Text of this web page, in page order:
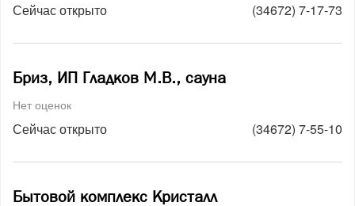
Сейчас открыто (34672) 7-17-73
Бриз, ИП Гладков М.В., сауна
Нет оценок
Сейчас открыто (34672) 7-55-10
Бытовой комплекс Кристалл